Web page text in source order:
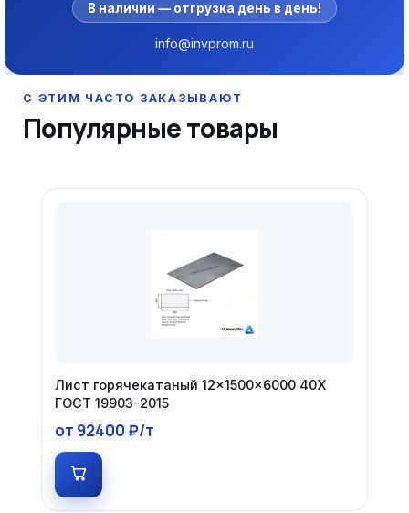
В наличии — отгрузка день в день!
info@invprom.ru
Популярные товары
Лист горячекатаный 12×1500×6000 40Х
ГОСТ 19903-2015
от 92400 ₽/т